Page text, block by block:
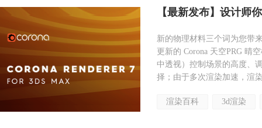
【最新发布】设计师
新的物理材料三个词为您带
更新的 Corona 天空PRG 晴
中透视）控制场景的高度、
择；由于多次渲染加速，渲
渲染百科 3d渲染